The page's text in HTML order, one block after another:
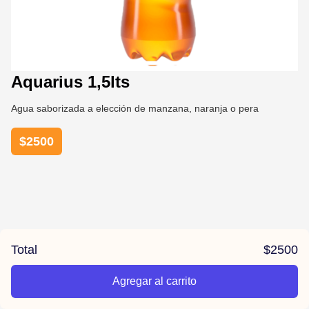
Aquarius 1,5lts
Agua saborizada a elección de manzana, naranja o pera
$2500
Total $2500
Agregar al carrito
/pizzas-sebastiano/product/67dc36967f173c8dd079d290/